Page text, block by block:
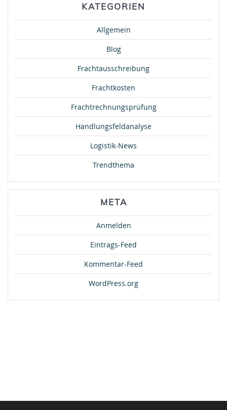
KATEGORIEN
Allgemein
Blog
Frachtausschreibung
Frachtkosten
Frachtrechnungsprüfung
Handlungsfeldanalyse
Logistik-News
Trendthema
META
Anmelden
Eintrags-Feed
Kommentar-Feed
WordPress.org